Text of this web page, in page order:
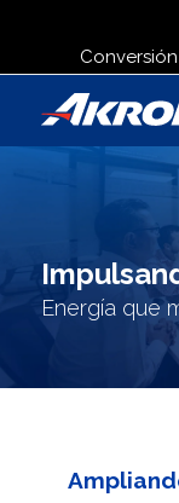
Energía que